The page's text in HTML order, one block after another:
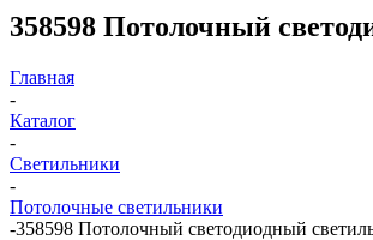
358598 Потолочный
Главная
-
Каталог
-
Светильники
-
Потолочные светильники
-358598 Потолочный светодиодный